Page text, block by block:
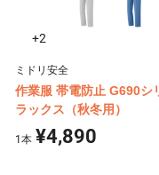
+2
ミドリ安全
作業服 帯電防止 G690シ
ラックス（秋冬用）
1 本 ¥4,890